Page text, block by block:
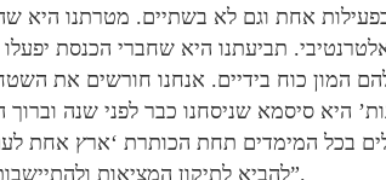
אחת וגם לא בשתיים. מטרתנו היא
תביעתנו היא שחברי הכנסת
המון כוח בידיים. אנחנו חורשים את
היא סיסמא שניסחנו כבר לפני שנה
בכל המימדים תחת הכותרת ‘ארץ אחת
להביא לתיקון המציאות ולהתיישבות יהודית רבה בכל מרחבי ארצינו”.